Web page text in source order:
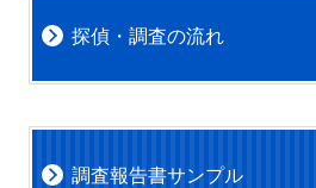
探偵・調査の流れ
調査報告書サンプル